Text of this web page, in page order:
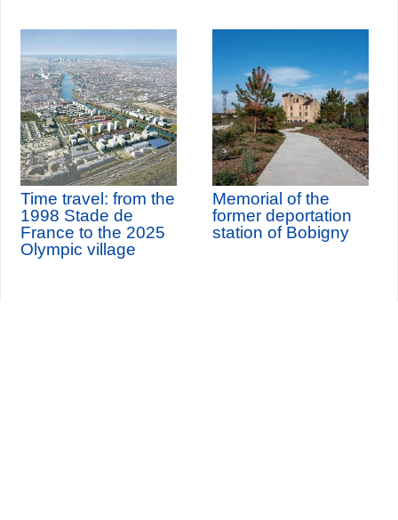
Time travel: from the
1998 Stade de
France to the 2025
Olympic village
Memorial of the
former deportation
station of Bobigny